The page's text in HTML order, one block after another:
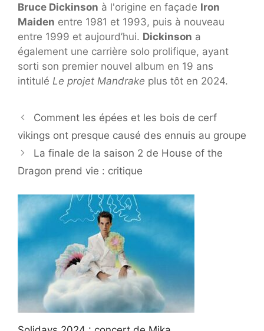
Bruce Dickinson à l'origine en façade Iron
Maiden entre 1981 et 1993, puis à nouveau
entre 1999 et aujourd’hui. Dickinson a
également une carrière solo prolifique, ayant
sorti son premier nouvel album en 19 ans
intitulé Le projet Mandrake plus tôt en 2024.
Comment les épées et les bois de cerf
vikings ont presque causé des ennuis au groupe
La finale de la saison 2 de House of the
Dragon prend vie : critique